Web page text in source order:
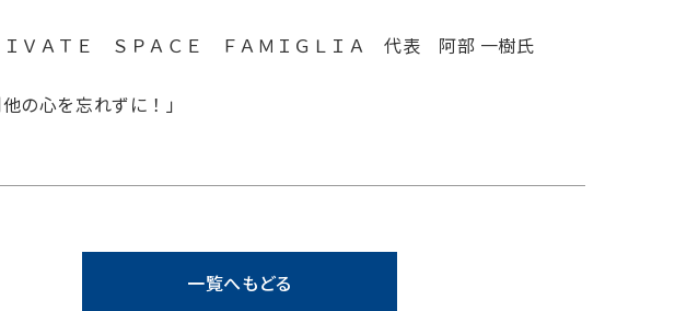
ＶＡＴＥ ＳＰＡＣＥ ＦＡＭＩＧＬＩＡ 代表 阿部 一樹氏
の心を忘れずに！」
一覧へもどる